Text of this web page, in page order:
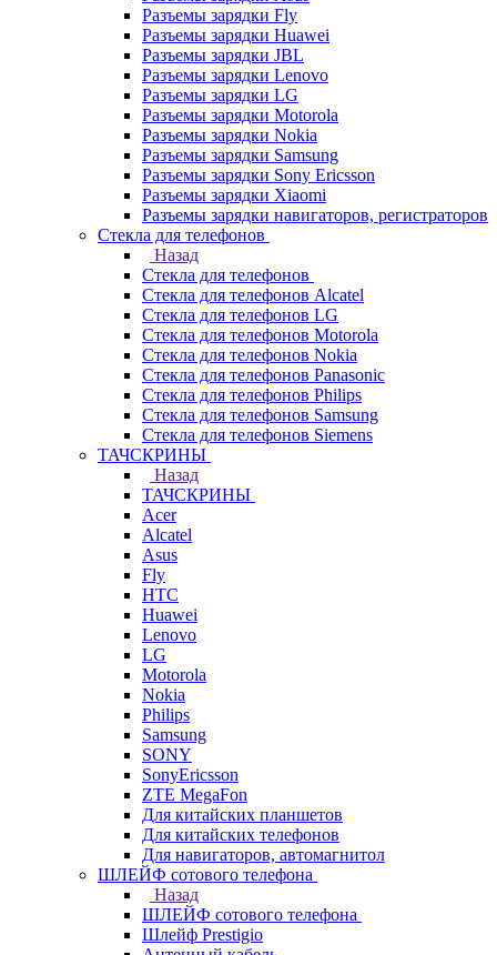
Разъемы зарядки Fly
Разъемы зарядки Huawei
Разъемы зарядки JBL
Разъемы зарядки Lenovo
Разъемы зарядки LG
Разъемы зарядки Motorola
Разъемы зарядки Nokia
Разъемы зарядки Samsung
Разъемы зарядки Sony Ericsson
Разъемы зарядки Xiaomi
Разъемы зарядки навигаторов, регистраторов
Стекла для телефонов
Назад
Стекла для телефонов
Стекла для телефонов Alcatel
Стекла для телефонов LG
Стекла для телефонов Motorola
Стекла для телефонов Nokia
Стекла для телефонов Panasonic
Стекла для телефонов Philips
Стекла для телефонов Samsung
Стекла для телефонов Siemens
ТАЧСКРИНЫ
Назад
ТАЧСКРИНЫ
Acer
Alcatel
Asus
Fly
HTC
Huawei
Lenovo
LG
Motorola
Nokia
Philips
Samsung
SONY
SonyEricsson
ZTE MegaFon
Для китайских планшетов
Для китайских телефонов
Для навигаторов, автомагнитол
ШЛЕЙФ сотового телефона
Назад
ШЛЕЙФ сотового телефона
Шлейф Prestigio